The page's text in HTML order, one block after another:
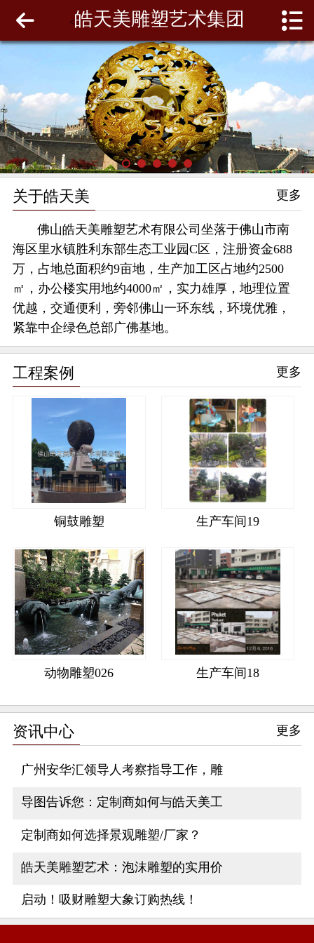
网站首页
最新动态
工程案例
雕塑泥模
<皓天美雕塑艺术集团
关于皓天美 更多
佛山皓天美雕塑艺术有限公司坐落于佛山市南
海区里水镇胜利东部生态工业园C区，注册资金688
万，占地总面积约9亩地，生产加工区占地约2500
㎡，办公楼实用地约4000㎡，实力雄厚，地理位置
优越，交通便利，旁邻佛山一环东线，环境优雅，
紧靠中企绿色总部广佛基地。
工程案例 更多
铜鼓雕塑 生产车间19
动物雕塑026 生产车间18
资讯中心 更多
广州安华汇领导人考察指导工作，雕
导图告诉您：定制商如何与皓天美工
定制商如何选择景观雕塑/厂家？
皓天美雕塑艺术：泡沫雕塑的实用价
启动！吸财雕塑大象订购热线！